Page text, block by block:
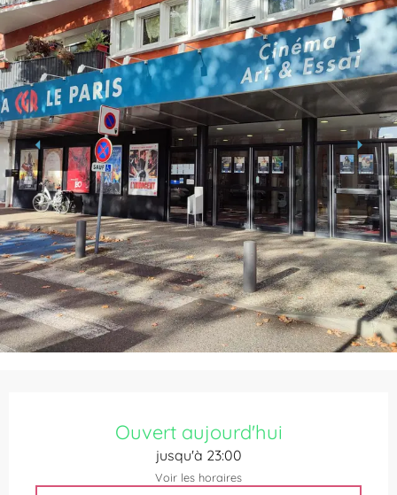
Ouvert aujourd'hui
jusqu'à 23:00
Voir les horaires